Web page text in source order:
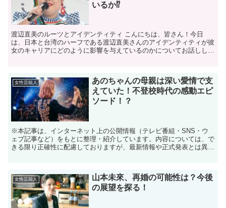
いるか⁉
渡辺直美のルーツとアイデンティティ こんにちは、皆さん！今日
は、日本と台湾のハーフである渡辺直美さんのアイデンティティが彼
女のキャリアにどのように影響を与えているのかについてお話ししま
女性芸能人
あのちゃんの母親は深い愛情で支
えていた！不登校時代の感動エピ
ソード！？
※本記事は、インターネット上の公開情報（テレビ番組・SNS・ウ
ェブ記事など）をもとに整理・紹介しています。内容については、で
きる限り正確性に配慮しておりますが、最新情報や正式発表とは異な
女性芸能人
山本未來、再婚の可能性は？今後
の展望を探る！